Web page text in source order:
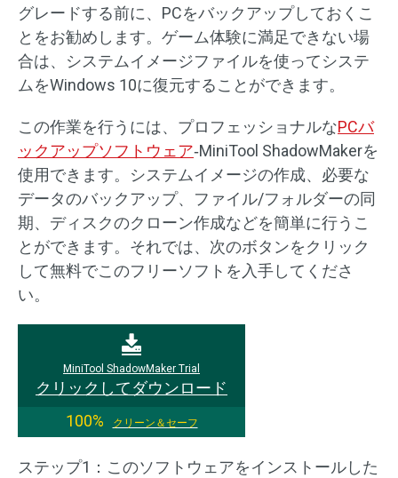
グレードする前に、PCをバックアップしておくこ
とをお勧めします。ゲーム体験に満足できない場
合は、システムイメージファイルを使ってシステ
ムをWindows 10に復元することができます。
この作業を行うには、プロフェッショナルなPCバ
ックアップソフトウェア‐MiniTool ShadowMakerを
使用できます。システムイメージの作成、必要な
データのバックアップ、ファイル/フォルダーの同
期、ディスクのクローン作成などを簡単に行うこ
とができます。それでは、次のボタンをクリック
して無料でこのフリーソフトを入手してくださ
い。
MiniTool ShadowMaker Trial
クリックしてダウンロード
100%
クリーン＆セーフ
ステップ1：このソフトウェアをインストールした